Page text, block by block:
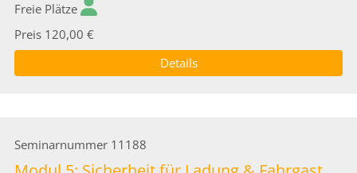
Freie Plätze
Preis 120,00 €
Details
Seminarnummer 11188